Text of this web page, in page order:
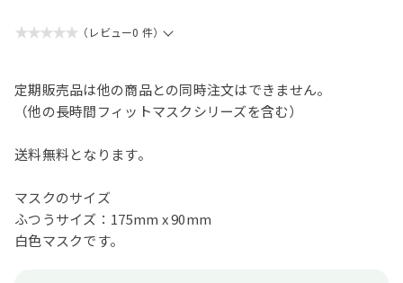
★★★★★ （レビュー0 件）
定期販売品は他の商品との同時注文はできません。
（他の長時間フィットマスクシリーズを含む）
送料無料となります。
マスクのサイズ
ふつうサイズ：175mm x 90mm
白色マスクです。